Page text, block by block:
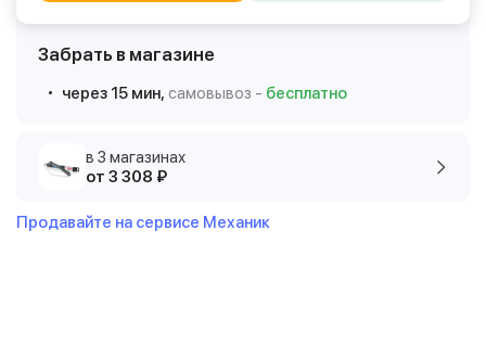
Забрать в магазине
через 15 мин, самовывоз - бесплатно
в 3 магазинах
от 3 308 ₽
Продавайте на сервисе Механик